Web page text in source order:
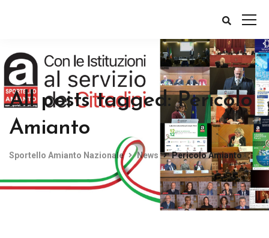
All posts tagged: Pericolo
Amianto
Sportello Amianto Nazionale News Pericolo Amianto